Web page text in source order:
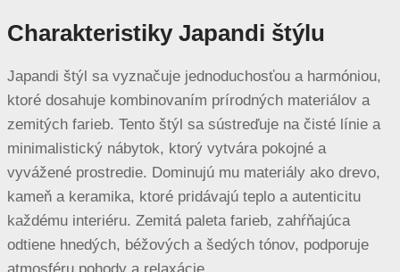
Charakteristiky Japandi štýlu
Japandi štýl sa vyznačuje jednoduchosťou a harmóniou,
ktoré dosahuje kombinovaním prírodných materiálov a
zemitých farieb. Tento štýl sa sústreďuje na čisté línie a
minimalistický nábytok, ktorý vytvára pokojné a
vyvážené prostredie. Dominujú mu materiály ako drevo,
kameň a keramika, ktoré pridávajú teplo a autenticitu
každému interiéru. Zemitá paleta farieb, zahŕňajúca
odtiene hnedých, béžových a šedých tónov, podporuje